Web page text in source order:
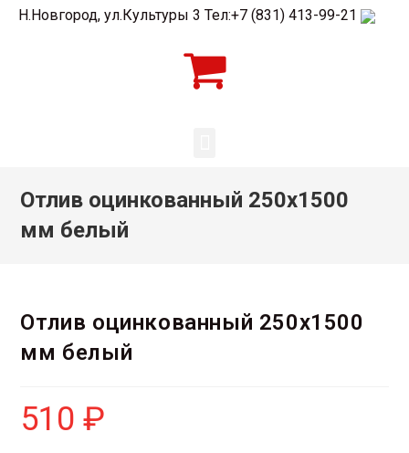
Н.Новгород, ул.Культуры 3 Тел:+7 (831) 413-99-21
Отлив оцинкованный 250х1500
мм белый
Отлив оцинкованный 250х1500
мм белый
510₽